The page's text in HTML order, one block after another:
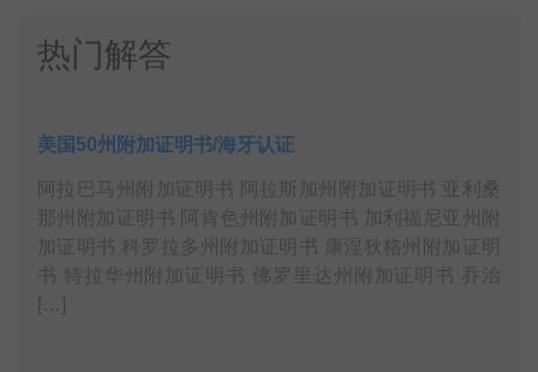
热门解答
美国50州附加证明书/海牙认证
阿拉巴马州附加证明书 阿拉斯加州附加证明书 亚利桑
那州附加证明书 阿肯色州附加证明书 加利福尼亚州附
加证明书 科罗拉多州附加证明书 康涅狄格州附加证明
书 特拉华州附加证明书 佛罗里达州附加证明书 乔治
[…]